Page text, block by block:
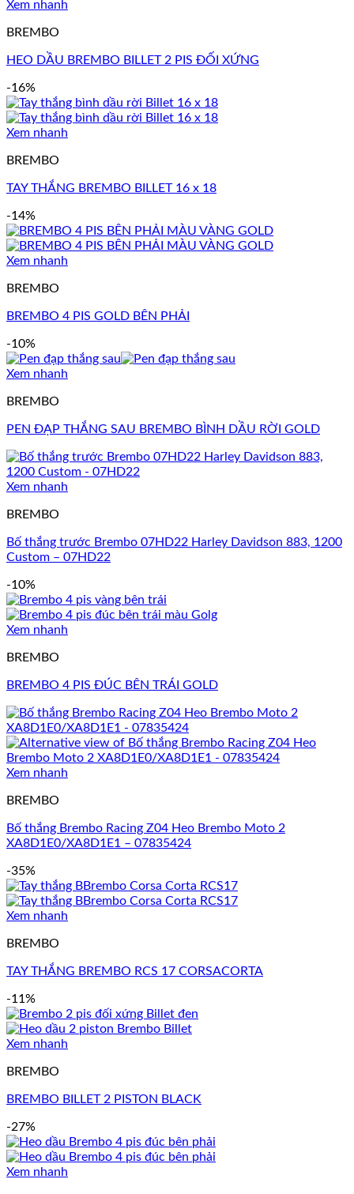
Xem nhanh
BREMBO
HEO DẦU BREMBO BILLET 2 PIS ĐỐI XỨNG
-16%
Xem nhanh
BREMBO
TAY THẮNG BREMBO BILLET 16 x 18
-14%
Xem nhanh
BREMBO
BREMBO 4 PIS GOLD BÊN PHẢI
-10%
Xem nhanh
BREMBO
PEN ĐẠP THẮNG SAU BREMBO BÌNH DẦU RỜI GOLD
Xem nhanh
BREMBO
Bố thắng trước Brembo 07HD22 Harley Davidson 883, 1200
Custom – 07HD22
-10%
Xem nhanh
BREMBO
BREMBO 4 PIS ĐÚC BÊN TRÁI GOLD
Xem nhanh
BREMBO
Bố thắng Brembo Racing Z04 Heo Brembo Moto 2
XA8D1E0/XA8D1E1 – 07835424
-35%
Xem nhanh
BREMBO
TAY THẮNG BREMBO RCS 17 CORSACORTA
-11%
Xem nhanh
BREMBO
BREMBO BILLET 2 PISTON BLACK
-27%
Xem nhanh